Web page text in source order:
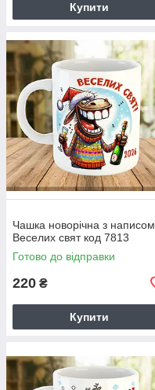
Купити
Чашка новорічна з написом
Веселих свят код 7813
Готово до відправки
220 ₴
Купити